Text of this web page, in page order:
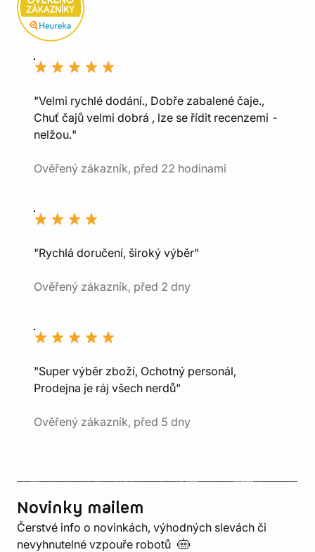
"Velmi rychlé dodání., Dobře zabalené čaje.,
Chuť čajů velmi dobrá , lze se řídit recenzemi -
nelžou."
Ověřený zákazník, před 22 hodinami
"Rychlá doručení, široký výběr"
Ověřený zákazník, před 2 dny
"Super výběr zboží, Ochotný personál,
Prodejna je ráj všech nerdů"
Ověřený zákazník, před 5 dny
Novinky mailem
Čerstvé info o novinkách, výhodných slevách či
nevyhnutelné vzpouře robotů